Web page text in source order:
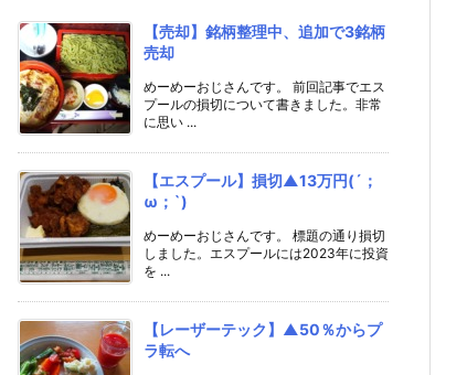
【売却】銘柄整理中、追加で3銘柄
売却
めーめーおじさんです。 前回記事でエス
プールの損切について書きました。非常
に思い ...
【エスプール】損切▲13万円(´；
ω；`)
めーめーおじさんです。 標題の通り損切
しました。エスプールには2023年に投資
を ...
【レーザーテック】▲50％からプ
ラ転へ